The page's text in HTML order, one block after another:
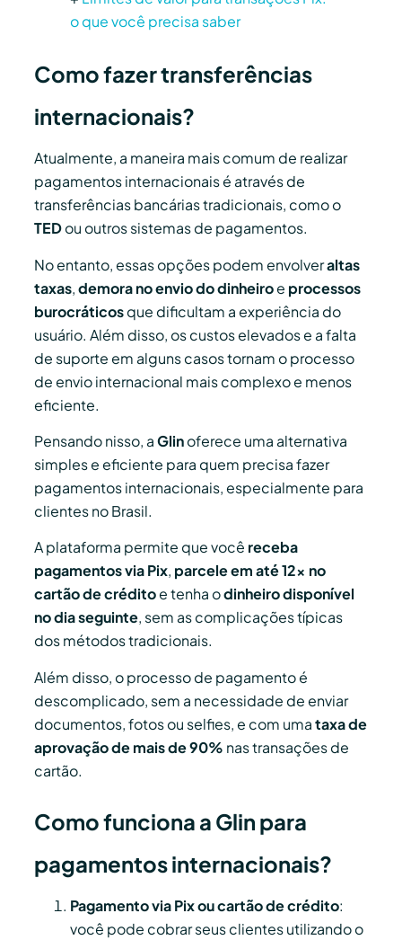
o que você precisa saber
Como fazer transferências
internacionais?
Atualmente, a maneira mais comum de realizar
pagamentos internacionais é através de
transferências bancárias tradicionais, como o
TEDou outros sistemas de pagamentos.
No entanto, essas opções podem envolveraltas
taxas,demora no envio do dinheiroe processos
burocráticosque dificultam a experiência do
usuário. Além disso, os custos elevados e a falta
de suporte em alguns casos tornam o processo
de envio internacional mais complexo e menos
eficiente.
Pensando nisso, aGlinoferece uma alternativa
simples e eficiente para quem precisa fazer
pagamentos internacionais, especialmente para
clientes no Brasil.
A plataforma permite que você receba
pagamentos via Pix, parcele em até 12x no
cartão de créditoe tenha odinheiro disponível
no dia seguinte, sem as complicações típicas
dos métodos tradicionais.
Além disso, o processo de pagamento é
descomplicado, sem a necessidade de enviar
documentos, fotos ou selfies, e com umataxa de
aprovação de mais de 90% nas transações de
cartão.
Como funciona a Glin para
pagamentos internacionais?
Pagamento via Pix ou cartão de crédito:
você pode cobrar seus clientes utilizando o